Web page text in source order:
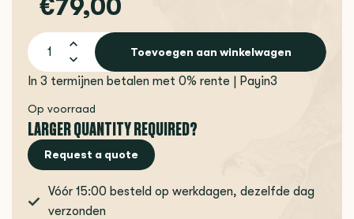
€79,00
Toevoegen aan winkelwagen
In 3 termijnen betalen met 0% rente | Payin3
Op voorraad
LARGER QUANTITY REQUIRED?
Request a quote
Vóór 15:00 besteld op werkdagen, dezelfde dag
verzonden